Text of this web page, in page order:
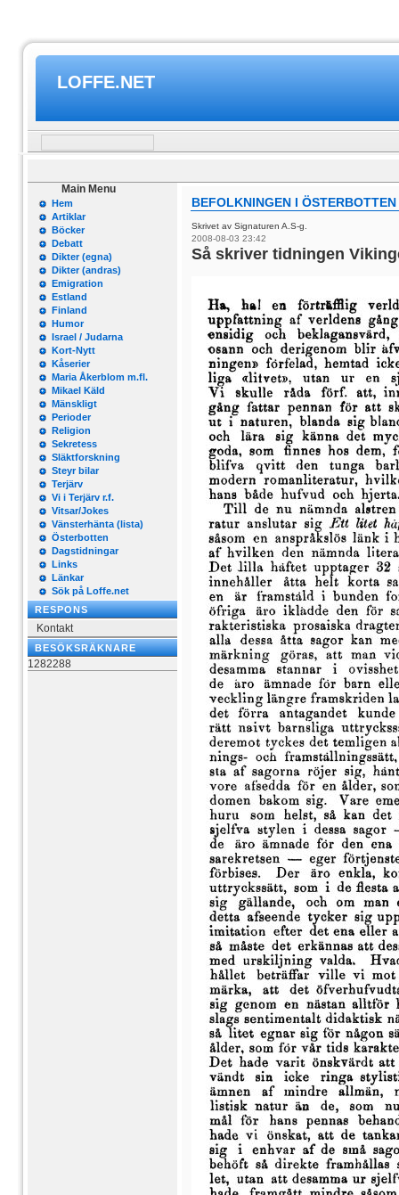
LOFFE.NET
Main Menu
Hem
Artiklar
Böcker
Debatt
Dikter (egna)
Dikter (andras)
Emigration
Estland
Finland
Humor
Israel / Judarna
Kort-Nytt
Kåserier
Maria Åkerblom m.fl.
Mikael Käld
Mänskligt
Perioder
Religion
Sekretess
Släktforskning
Steyr bilar
Terjärv
Vi i Terjärv r.f.
Vitsar/Jokes
Vänsterhänta (lista)
Österbotten
Dagstidningar
Links
Länkar
Sök på Loffe.net
RESPONS
Kontakt
BESÖKSRÄKNARE
1282288
BEFOLKNINGEN I
Skrivet av Signaturen A.S-g.
2008-08-03 23:42
Så skriver tidningen